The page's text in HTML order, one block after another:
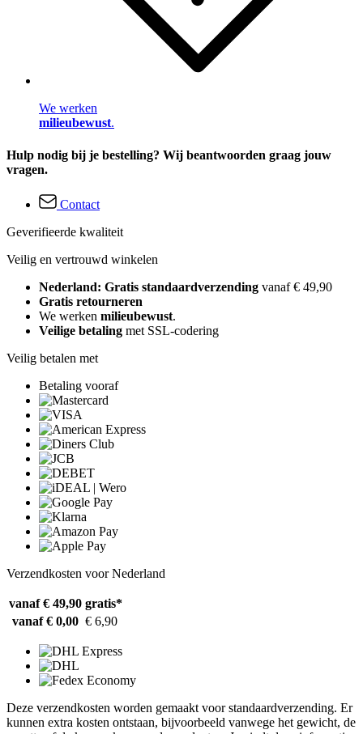
We werken
milieubewust.
Hulp nodig bij je bestelling? Wij beantwoorden graag jouw
vragen.
Contact
Geverifieerde kwaliteit
Veilig en vertrouwd winkelen
Nederland: Gratis standaardverzending vanaf € 49,90
Gratis retourneren
We werken milieubewust.
Veilige betaling met SSL-codering
Veilig betalen met
Betaling vooraf
Verzendkosten voor Nederland
vanaf € 49,90 gratis*
vanaf € 0,00 € 6,90
Deze verzendkosten worden gemaakt voor standaardverzending. Er
kunnen extra kosten ontstaan, bijvoorbeeld vanwege het gewicht, de